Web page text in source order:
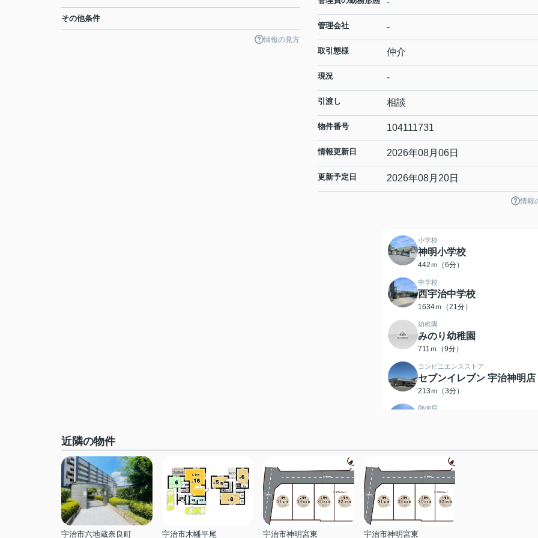
その他条件
情報の見方
管理会社 -
取引態様 仲介
現況 -
引渡し 相談
物件番号 104111731
情報更新日 2026年08月06日
更新予定日 2026年08月20日
情報
小学校
神明小学校
442ｍ（6分）
中学校
西宇治中学校
1634ｍ（21分）
幼稚園
みのり幼稚園
711ｍ（9分）
コンビニエンスストア
セブンイレブン 宇治神明店
213ｍ（3分）
郵便局
ドラッグストア
キリン堂 宇治広野店
526ｍ（7分）
スーパー
スーパーマーケットいけも
近隣の物件
宇治市六地蔵奈良町 宇治市木幡平尾 宇治市神明宮東 宇治市神明宮東